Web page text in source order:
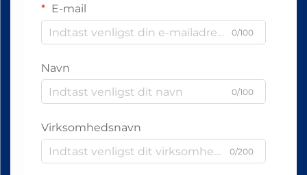
E-mail
0/100
Navn
0/100
Virksomhedsnavn
0/200